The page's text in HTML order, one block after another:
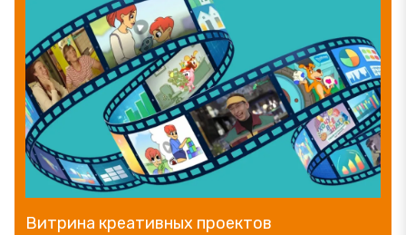
Витрина креативных проектов